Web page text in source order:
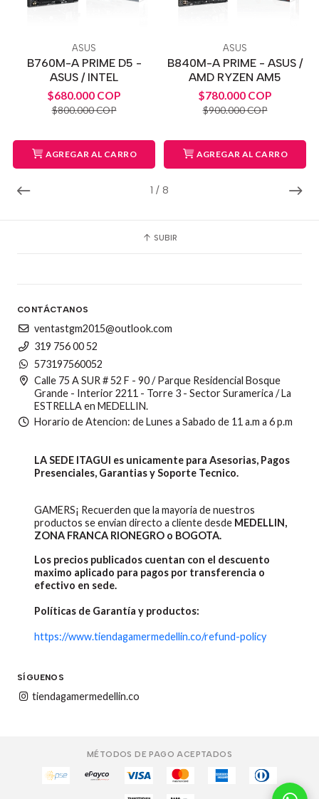
1 / 8
ASUS
B760M-A PRIME D5 -
ASUS / INTEL
$680.000 COP
$800.000 COP
AGREGAR AL CARRO
ASUS
B840M-A PRIME - ASUS /
AMD RYZEN AM5
$780.000 COP
$900.000 COP
AGREGAR AL CARRO
SUBIR
CONTÁCTANOS
ventastgm2015@outlook.com
319 756 00 52
573197560052
Calle 75 A SUR # 52 F - 90 / Parque Residencial Bosque
Grande - Interior 2211 - Torre 3 - Sector Suramerica / La
ESTRELLA en MEDELLIN.
Horario de Atencion: de Lunes a Sabado de 11 a.m a 6 p.m
LA SEDE ITAGUI es unicamente para Asesorias, Pagos
Presenciales, Garantias y Soporte Tecnico.
GAMERS¡ Recuerden que la mayoria de nuestros
productos se envian directo a cliente desde MEDELLIN,
ZONA FRANCA RIONEGRO o BOGOTA.
Los precios publicados cuentan con el descuento
maximo aplicado para pagos por transferencia o
efectivo en sede.
Políticas de Garantía y productos:
https://www.tiendagamermedellin.co/refund-policy
SÍGUENOS
tiendagamermedellin.co
MÉTODOS DE PAGO ACEPTADOS